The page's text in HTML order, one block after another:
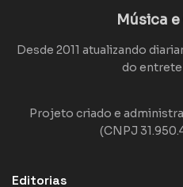
Música
Desde 2011 atualizando
do
Projeto criado e
(CNPJ
Editorias